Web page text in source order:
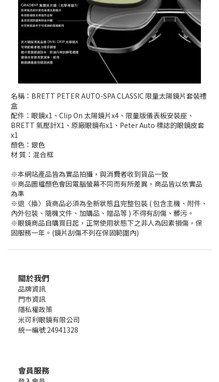
名稱：BRETT PETER AUTO-SPA CLASSIC 限量太陽鏡片套裝禮
盒
配件：眼鏡x1、Clip On 太陽鏡片x4、限量版儀表板安裝座、
BRETT 氣壓計X1、原廠眼鏡布x1、Peter Auto 標誌的眼鏡皮套
x1
顏色：銀色
材 質：混合框
※本網站產品皆為實品拍攝，與消費者收到貨品一致
※商品圖檔顏色會因電腦螢幕不同而有所差異，商品皆以依實品
為準
※退〈換〉貨商品必須為全新狀態且完整包裝 ( 包含主機、附件、
內外包裝、隨機文件、加購品、贈品等 ) 不得有刮傷、髒污。
※眼鏡商品自購買日起，正常使用狀態下之非人為因素損傷，保
固服務一年。(鏡片刮傷不列在保固範圍內)
關於我們
品牌資訊
門市資訊
隱私權政策
米可利眼鏡有限公司
統一編號 24941328
會員服務